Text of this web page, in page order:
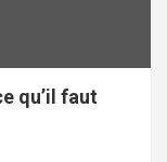
qu’il faut